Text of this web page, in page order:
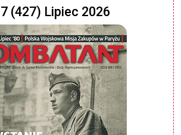
(427) Lipiec 2026